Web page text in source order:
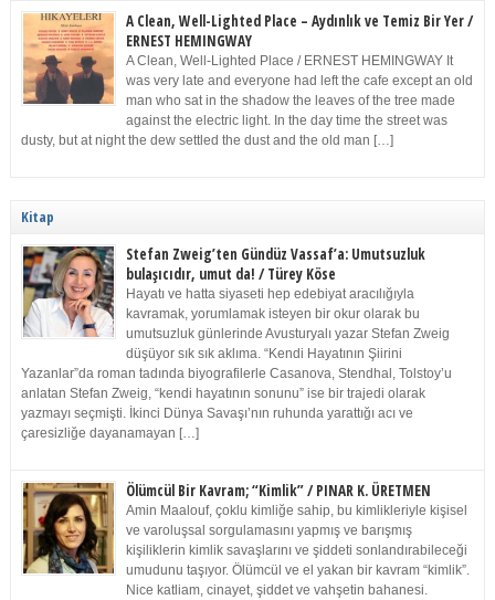
A Clean, Well-Lighted Place – Aydınlık ve Temiz Bir Yer /
ERNEST HEMINGWAY
A Clean, Well-Lighted Place / ERNEST HEMINGWAY It
was very late and everyone had left the cafe except an old
man who sat in the shadow the leaves of the tree made
against the electric light. In the day time the street was
dusty, but at night the dew settled the dust and the old man […]
Kitap
Stefan Zweig’ten Gündüz Vassaf’a: Umutsuzluk
bulaşıcıdır, umut da! / Türey Köse
Hayatı ve hatta siyaseti hep edebiyat aracılığıyla
kavramak, yorumlamak isteyen bir okur olarak bu
umutsuzluk günlerinde Avusturyalı yazar Stefan Zweig
düşüyor sık sık aklıma. “Kendi Hayatının Şiirini
Yazanlar”da roman tadında biyografilerle Casanova, Stendhal, Tolstoy’u
anlatan Stefan Zweig, “kendi hayatının sonunu” ise bir trajedi olarak
yazmayı seçmişti. İkinci Dünya Savaşı’nın ruhunda yarattığı acı ve
çaresizliğe dayanamayan […]
Ölümcül Bir Kavram; “Kimlik” / PINAR K. ÜRETMEN
Amin Maalouf, çoklu kimliğe sahip, bu kimlikleriyle kişisel
ve varoluşsal sorgulamasını yapmış ve barışmış
kişiliklerin kimlik savaşlarını ve şiddeti sonlandırabileceği
umudunu taşıyor. Ölümcül ve el yakan bir kavram “kimlik”.
Nice katliam, cinayet, şiddet ve vahşetin bahanesi.